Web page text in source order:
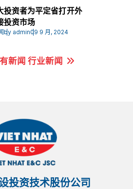
投资者为平定省打开外
投资市场
by admin09 9 月, 2024
新闻 行业新闻
投资技术股份公司